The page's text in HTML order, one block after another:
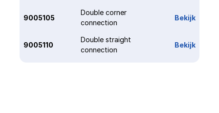
9005105
Double corner
connection
Bekijk
9005110
Double straight
connection
Bekijk